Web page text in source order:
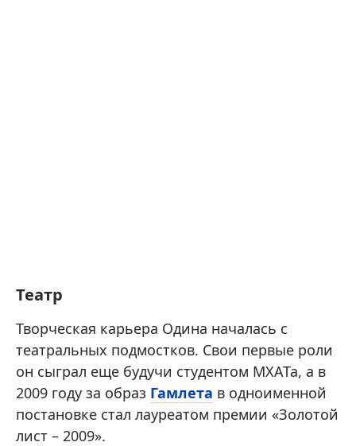
Театр
Творческая карьера Одина началась с
театральных подмостков. Свои первые роли
он сыграл еще будучи студентом МХАТа, а в
2009 году за образ Гамлета в одноименной
постановке стал лауреатом премии «Золотой
лист – 2009».